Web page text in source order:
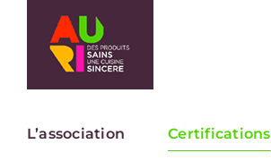
contenu
L’association Certifications